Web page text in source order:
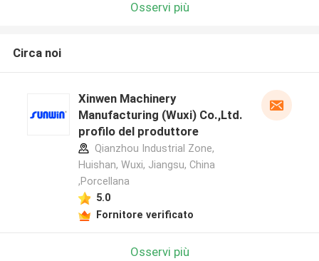
Osservi più
Circa noi
Xinwen Machinery
Manufacturing (Wuxi) Co.,Ltd.
profilo del produttore
Qianzhou Industrial Zone,
Huishan, Wuxi, Jiangsu, China
,Porcellana
5.0
Fornitore verificato
Osservi più